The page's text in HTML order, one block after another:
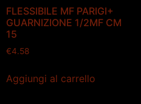
FLESSIBILE MF PARIGI+
GUARNIZIONE 1/2MF CM
15
€4.58
Aggiungi al carrello